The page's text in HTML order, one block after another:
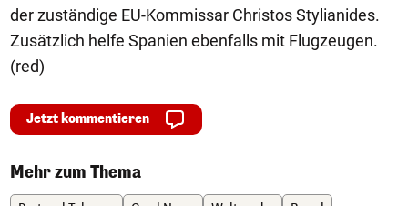
der zuständige EU-Kommissar Christos Stylianides.
Zusätzlich helfe Spanien ebenfalls mit Flugzeugen.
(red)
Jetzt kommentieren
Mehr zum Thema